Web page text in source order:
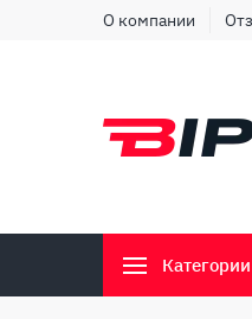
О компании